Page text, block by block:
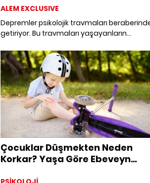
ALEM EXCLUSIVE
Depremler psikolojik travmaları
getiriyor. Bu travmaları yaşayanların
evini kaybeden çocuklar geliyor. Uzman
Psikolog Cihan Çelik, kayıp yaşayan
çocuklara nasıl yaklaşılması gerektiğine
bilinmesi gerekenleri anlatıyor.
Çocuklar Düşmekten Neden
Korkar? Yaşa Göre Ebeveyn